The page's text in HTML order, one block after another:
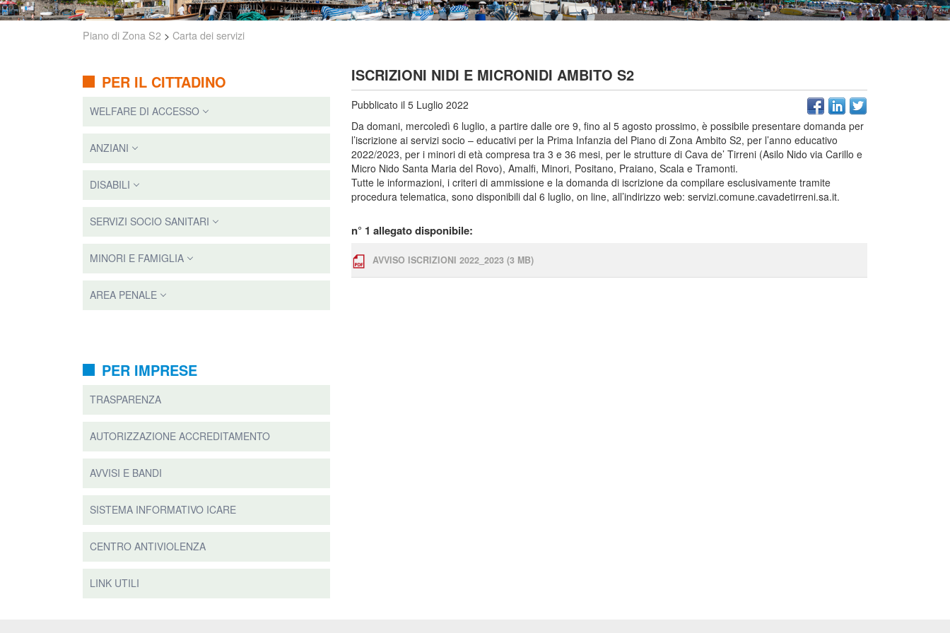
Piano di Zona S2 > Carta dei servizi
PER IL CITTADINO
WELFARE DI ACCESSO
ANZIANI
DISABILI
SERVIZI SOCIO SANITARI
MINORI E FAMIGLIA
AREA PENALE
PER IMPRESE
TRASPARENZA
AUTORIZZAZIONE ACCREDITAMENTO
AVVISI E BANDI
SISTEMA INFORMATIVO ICARE
CENTRO ANTIVIOLENZA
LINK UTILI
ISCRIZIONI NIDI E MICRONIDI AMBITO S2
Pubblicato il 5 Luglio 2022
Da domani, mercoledì 6 luglio, a partire dalle ore 9, fino al 5 agosto prossimo, è possibile presentare domanda per
l’iscrizione ai servizi socio – educativi per la Prima Infanzia del Piano di Zona Ambito S2, per l’anno educativo
2022/2023, per i minori di età compresa tra 3 e 36 mesi, per le strutture di Cava de’ Tirreni (Asilo Nido via Carillo e
Micro Nido Santa Maria del Rovo), Amalfi, Minori, Positano, Praiano, Scala e Tramonti.
Tutte le informazioni, i criteri di ammissione e la domanda di iscrizione da compilare esclusivamente tramite
procedura telematica, sono disponibili dal 6 luglio, on line, all’indirizzo web: servizi.comune.cavadetirreni.sa.it.
n° 1 allegato disponibile:
AVVISO ISCRIZIONI 2022_2023 (3 MB)